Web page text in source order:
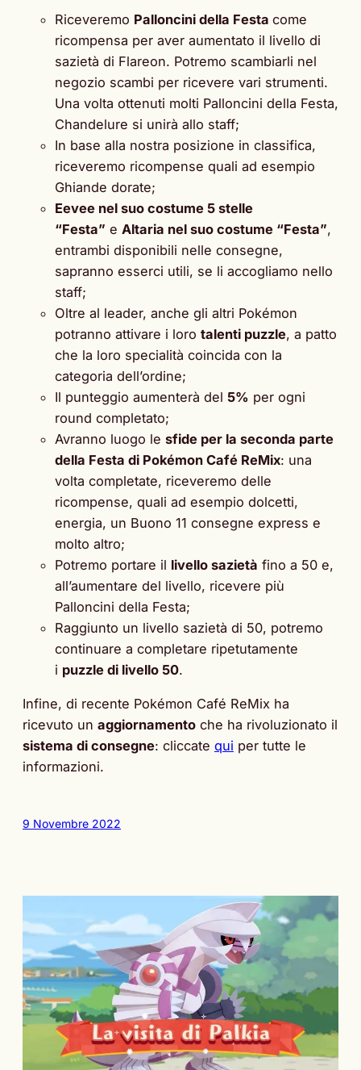
Riceveremo Palloncini della Festa come
ricompensa per aver aumentato il livello di
sazietà di Flareon. Potremo scambiarli nel
negozio scambi per ricevere vari strumenti.
Una volta ottenuti molti Palloncini della Festa,
Chandelure si unirà allo staff;
In base alla nostra posizione in classifica,
riceveremo ricompense quali ad esempio
Ghiande dorate;
Eevee nel suo costume 5 stelle
“Festa” e Altaria nel suo costume “Festa”,
entrambi disponibili nelle consegne,
sapranno esserci utili, se li accogliamo nello
staff;
Oltre al leader, anche gli altri Pokémon
potranno attivare i loro talenti puzzle, a patto
che la loro specialità coincida con la
categoria dell’ordine;
Il punteggio aumenterà del 5% per ogni
round completato;
Avranno luogo le sfide per la seconda parte
della Festa di Pokémon Café ReMix: una
volta completate, riceveremo delle
ricompense, quali ad esempio dolcetti,
energia, un Buono 11 consegne express e
molto altro;
Potremo portare il livello sazietà fino a 50 e,
all’aumentare del livello, ricevere più
Palloncini della Festa;
Raggiunto un livello sazietà di 50, potremo
continuare a completare ripetutamente
i puzzle di livello 50.
Infine, di recente Pokémon Café ReMix ha
ricevuto un aggiornamento che ha rivoluzionato il
sistema di consegne: cliccate qui per tutte le
informazioni.
9 Novembre 2022